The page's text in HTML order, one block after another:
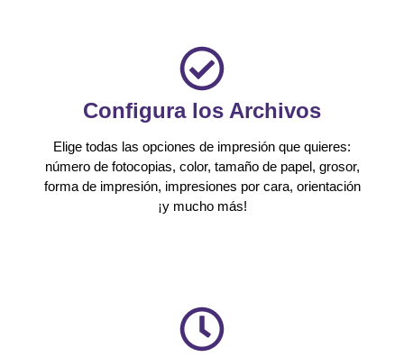
Configura los Archivos
Elige todas las opciones de impresión que quieres:
número de fotocopias, color, tamaño de papel, grosor,
forma de impresión, impresiones por cara, orientación
¡y mucho más!